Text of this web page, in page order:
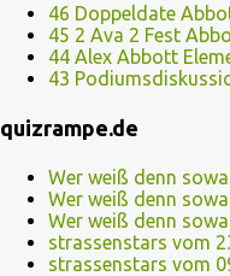
46 Doppeldate
45 2 Ava 2 Fest
44 Alex Abbott
43
quizrampe.de
Wer weiß denn
Wer weiß denn
Wer weiß denn
strassenstars vom
strassenstars vom